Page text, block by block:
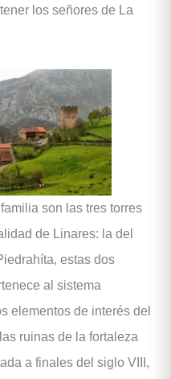
los señores de La
son las tres torres
de Linares: la del
estas dos
al sistema
elementos de interés del
ruinas de la fortaleza
a finales del siglo VIII,